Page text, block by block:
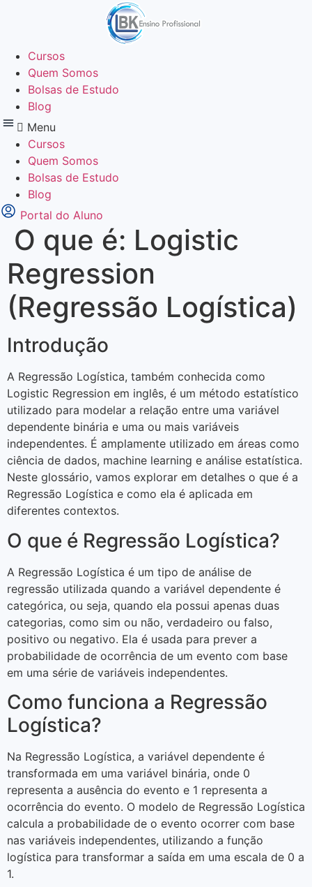
conteúdo
Cursos
Quem Somos
Bolsas de Estudo
Blog
Menu
Cursos
Quem Somos
Bolsas de Estudo
Blog
Portal do Aluno
O que é: Logistic
Regression
(Regressão Logística)
Introdução
A Regressão Logística, também conhecida como
Logistic Regression em inglês, é um método estatístico
utilizado para modelar a relação entre uma variável
dependente binária e uma ou mais variáveis
independentes. É amplamente utilizado em áreas como
ciência de dados, machine learning e análise estatística.
Neste glossário, vamos explorar em detalhes o que é a
Regressão Logística e como ela é aplicada em
diferentes contextos.
O que é Regressão Logística?
A Regressão Logística é um tipo de análise de
regressão utilizada quando a variável dependente é
categórica, ou seja, quando ela possui apenas duas
categorias, como sim ou não, verdadeiro ou falso,
positivo ou negativo. Ela é usada para prever a
probabilidade de ocorrência de um evento com base
em uma série de variáveis independentes.
Como funciona a Regressão
Logística?
Na Regressão Logística, a variável dependente é
transformada em uma variável binária, onde 0
representa a ausência do evento e 1 representa a
ocorrência do evento. O modelo de Regressão Logística
calcula a probabilidade de o evento ocorrer com base
nas variáveis independentes, utilizando a função
logística para transformar a saída em uma escala de 0 a
1.